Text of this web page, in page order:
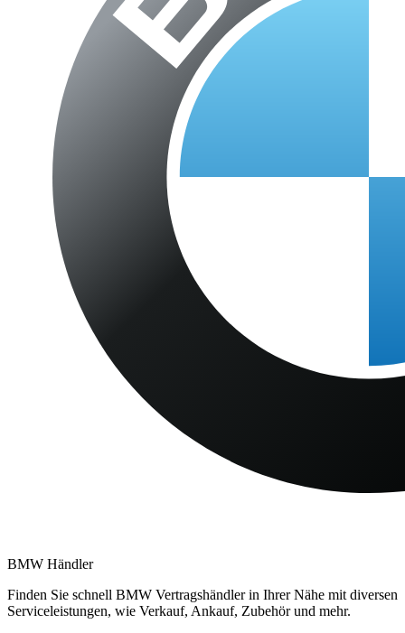
BMW Händler
Finden Sie schnell BMW Vertragshändler in Ihrer Nähe mit diversen
Serviceleistungen, wie Verkauf, Ankauf, Zubehör und mehr.